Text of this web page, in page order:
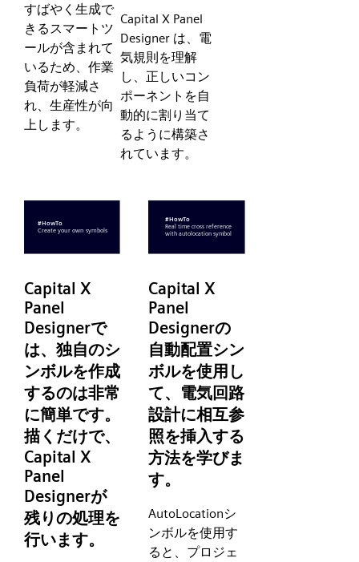
すばやく生成で
きるスマートツ
ールが含まれて
いるため、作業
負荷が軽減さ
れ、生産性が向
上します。
Capital X Panel
Designer は、電
気規則を理解
し、正しいコン
ポーネントを自
動的に割り当て
るように構築さ
れています。
Capital X
Panel
Designerで
は、独自のシ
ンボルを作成
するのは非常
に簡単です。
描くだけで、
Capital X
Panel
Designerが
残りの処理を
行います。
Capital X
Panel
Designerの
自動配置シン
ボルを使用し
て、電気回路
設計に相互参
照を挿入する
方法を学びま
す。
AutoLocationシ
ンボルを使用す
ると、プロジェ